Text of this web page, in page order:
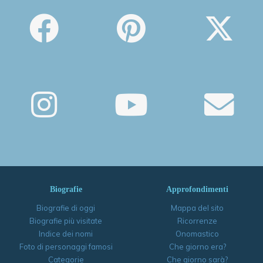
Biografie
Biografie di oggi
Biografie più visitate
Indice dei nomi
Foto di personaggi famosi
Categorie
Approfondimenti
Mappa del sito
Ricorrenze
Onomastico
Che giorno era?
Che giorno sarà?